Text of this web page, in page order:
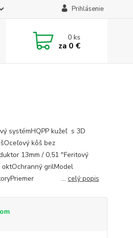
Prihlásenie
0ks
za 0 €
systémHQPP kužeľ s 3D
kôš bez
13mm / 0,51 ″Feritový
/ oktOchranný grilModel
... celý popis